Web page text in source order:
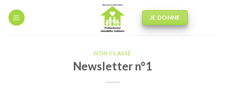
JE DONNE
NON CLASSÉ
Newsletter n°1